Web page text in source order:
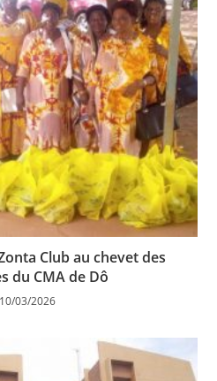
Club au chevet des
du CMA de Dô
10/03/2026